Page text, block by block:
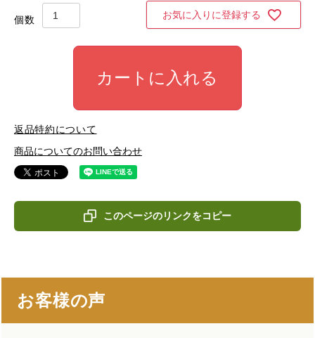
お気に入りに登録する
カートに入れる
返品特約について
商品についてのお問い合わせ
このページのリンクをコピー
お客様の声